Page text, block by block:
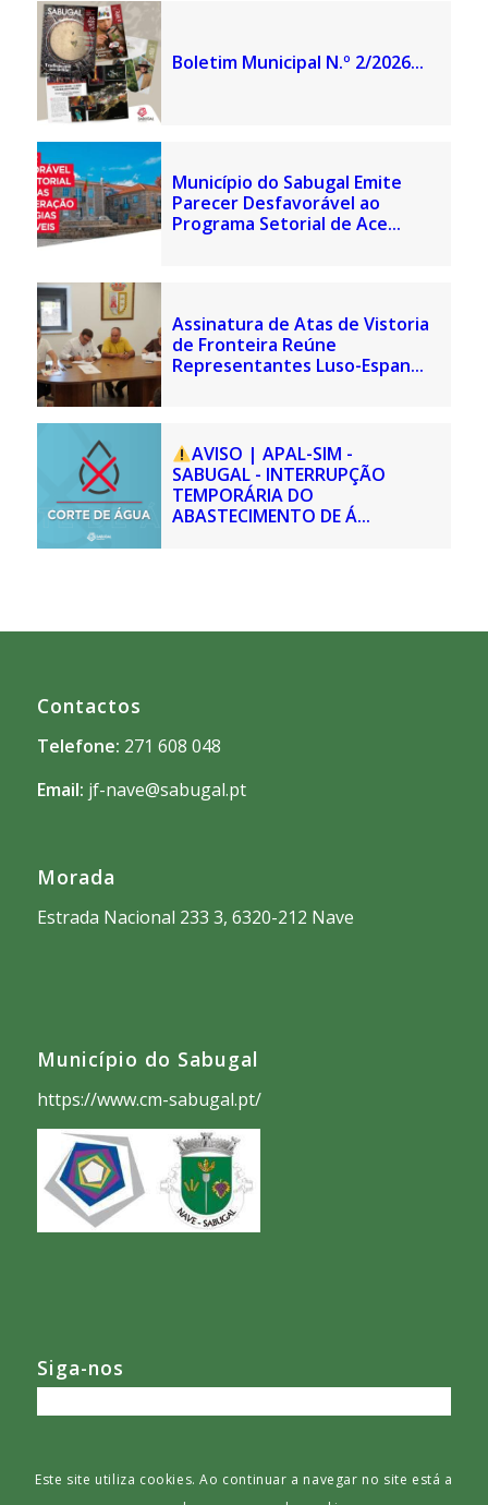
Boletim Municipal N.º 2/2026...
Município do Sabugal Emite
Parecer Desfavorável ao
Programa Setorial de Ace...
Assinatura de Atas de Vistoria
de Fronteira Reúne
Representantes Luso-Espan...
AVISO | APAL-SIM -
SABUGAL - INTERRUPÇÃO
TEMPORÁRIA DO
ABASTECIMENTO DE Á...
Contactos
Telefone: 271 608 048
Email: jf-nave@sabugal.pt
Morada
Estrada Nacional 233 3, 6320-212 Nave
Município do Sabugal
https://www.cm-sabugal.pt/
Siga-nos
Este site utiliza cookies. Ao continuar a navegar no site está a